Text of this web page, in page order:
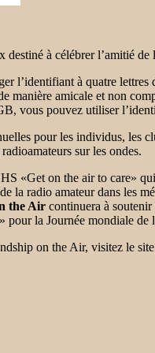
à célébrer l’amitié de
l’identifiant à quatre
manière amicale et non
vous pouvez utiliser
pour les individus, les
sur les ondes.
«Get on the air to care»
la radio amateur dans les
the Air continuera à
pour la Journée mondiale
on the Air, visitez le